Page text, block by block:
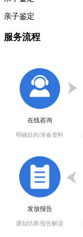
亲子鉴定
服务流程
在线咨询
明确目的/准备资料
发放报告
通知结果/报告解读